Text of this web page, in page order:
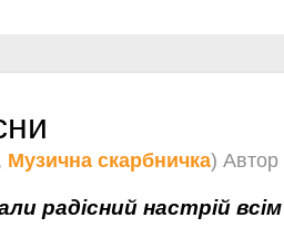
Музична скарбничка) Автор
радісний настрій